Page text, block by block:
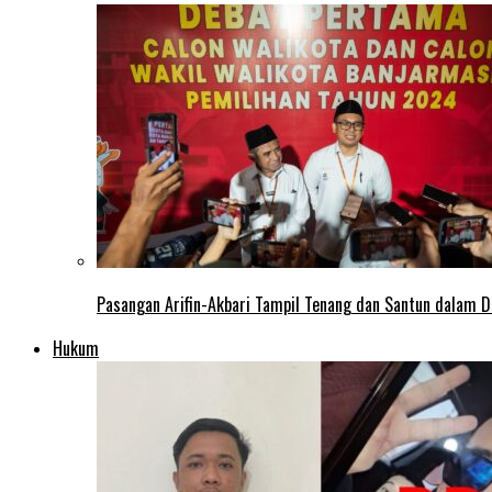
Pasangan Arifin-Akbari Tampil Tenang dan Santun dalam
Hukum